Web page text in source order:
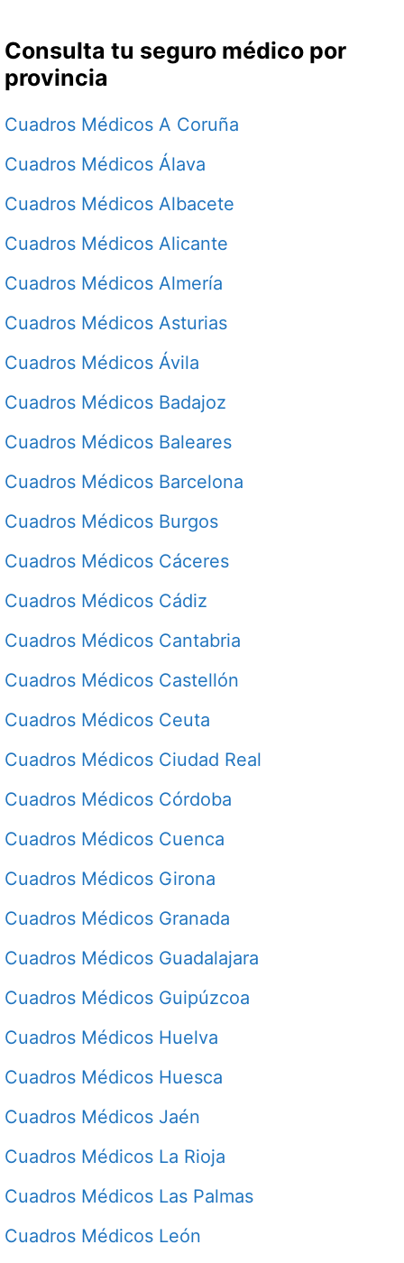
Consulta tu seguro médico por
provincia
Cuadros Médicos A Coruña
Cuadros Médicos Álava
Cuadros Médicos Albacete
Cuadros Médicos Alicante
Cuadros Médicos Almería
Cuadros Médicos Asturias
Cuadros Médicos Ávila
Cuadros Médicos Badajoz
Cuadros Médicos Baleares
Cuadros Médicos Barcelona
Cuadros Médicos Burgos
Cuadros Médicos Cáceres
Cuadros Médicos Cádiz
Cuadros Médicos Cantabria
Cuadros Médicos Castellón
Cuadros Médicos Ceuta
Cuadros Médicos Ciudad Real
Cuadros Médicos Córdoba
Cuadros Médicos Cuenca
Cuadros Médicos Girona
Cuadros Médicos Granada
Cuadros Médicos Guadalajara
Cuadros Médicos Guipúzcoa
Cuadros Médicos Huelva
Cuadros Médicos Huesca
Cuadros Médicos Jaén
Cuadros Médicos La Rioja
Cuadros Médicos Las Palmas
Cuadros Médicos León